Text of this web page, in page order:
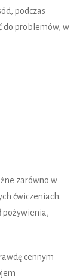
podczas
do problemów, w
zarówno w
ćwiczeniach.
pożywienia,
cennym